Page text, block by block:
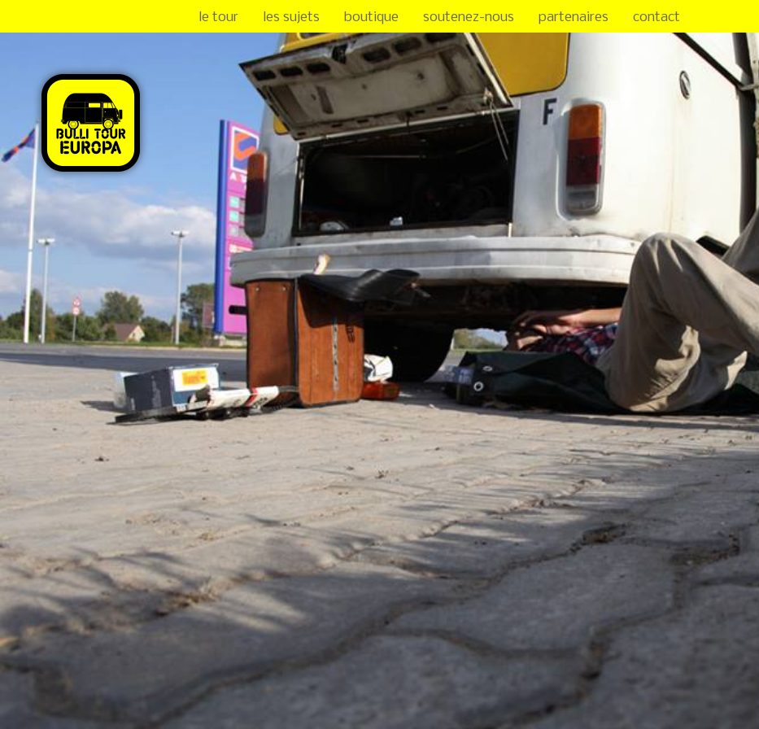
le tour les sujets boutique soutenez-nous partenaires contact